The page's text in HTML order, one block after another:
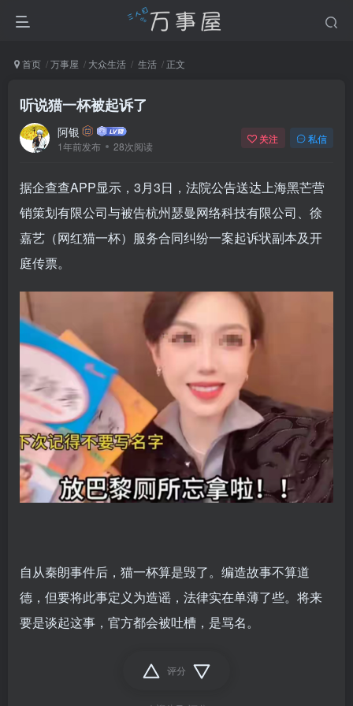
首页 万事屋 大众生活 生活 正文
听说猫一杯被起诉了
阿银
1年前发布 28次阅读
关注 私信
据企查查APP显示，3月3日，法院公告送达上海黑芒营
销策划有限公司与被告杭州瑟曼网络科技有限公司、徐
嘉艺（网红猫一杯）服务合同纠纷一案起诉状副本及开
庭传票。
自从秦朗事件后，猫一杯算是毁了。编造故事不算道
德，但要将此事定义为造谣，法律实在单薄了些。将来
要是谈起这事，官方都会被吐槽，是骂名。
评分